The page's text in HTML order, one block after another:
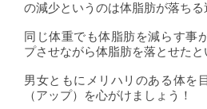
の減少というのは体脂肪が落ちる
同じ体重でも体脂肪を減らす事
プさせながら体脂肪を落とせたと
男女ともにメリハリのある体を
（アップ）を心がけましょう！